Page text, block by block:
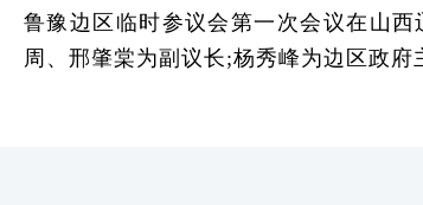
鲁豫边区临时参议会第一次会议在山
周、邢肇棠为副议长;杨秀峰为边区政府